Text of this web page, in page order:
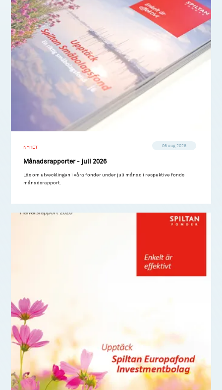
NYHET 06 aug 2026
Månadsrapporter - juli 2026
Läs om utvecklingen i våra fonder under juli månad i respektive fonds
månadsrapport.